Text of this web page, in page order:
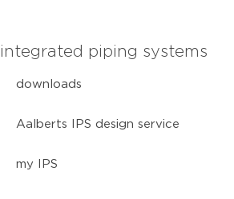
integrated piping systems
downloads
Aalberts IPS design service
my IPS